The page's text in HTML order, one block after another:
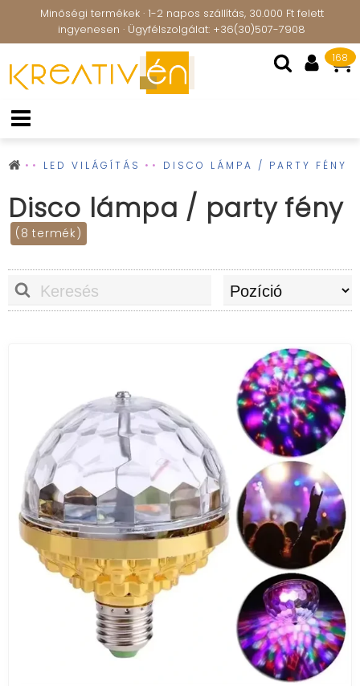
Minőségi termékek · 1-2 napos szállítás, 30.000 Ft felett
ingyenesen · Ügyfélszolgálat: +36(30)507-7908
168
LED VILÁGÍTÁS DISCO LÁMPA / PARTY FÉNY
Disco lámpa / party fény
(8 termék)